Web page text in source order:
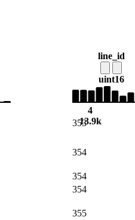
line_id
uint16
4
13.9k
353
354
354
354
355